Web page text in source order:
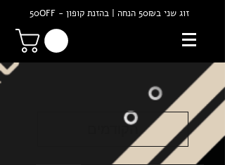
זוג שני ב50₪ הנחה | בהזנת קופון - 50OFF
הקודמים